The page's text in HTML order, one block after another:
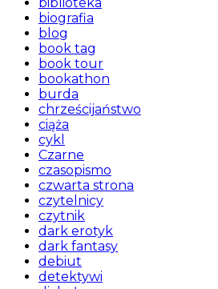
biografia
blog
book tag
book tour
bookathon
burda
chrześcijaństwo
ciąża
cykl
Czarne
czasopismo
czwarta strona
czytelnicy
czytnik
dark erotyk
dark fantasy
debiut
detektywi